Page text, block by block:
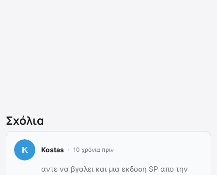
Σχόλια
Kostas 10 χρόνια πριν
αντε να βγαλει και μια εκδοση SP απο την